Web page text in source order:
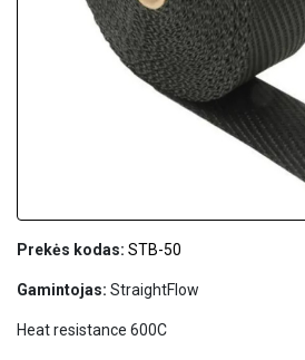
Prekės kodas: STB-50
Gamintojas: StraightFlow
Heat resistance 600C